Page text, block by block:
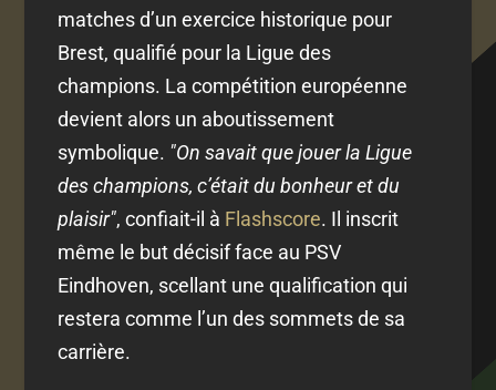
matches d’un exercice historique pour
Brest, qualifié pour la Ligue des
champions. La compétition européenne
devient alors un aboutissement
symbolique. "On savait que jouer la Ligue
des champions, c’était du bonheur et du
plaisir", confiait-il à Flashscore. Il inscrit
même le but décisif face au PSV
Eindhoven, scellant une qualification qui
restera comme l’un des sommets de sa
carrière.